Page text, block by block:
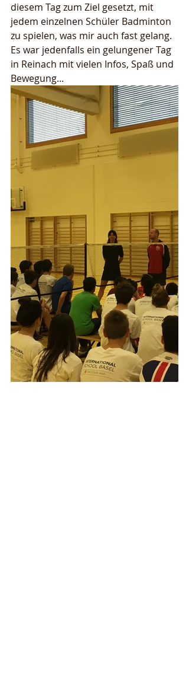
diesem Tag zum Ziel gesetzt, mit
jedem einzelnen Schüler Badminton
zu spielen, was mir auch fast gelang.
Es war jedenfalls ein gelungener Tag
in Reinach mit vielen Infos, Spaß und
Bewegung...